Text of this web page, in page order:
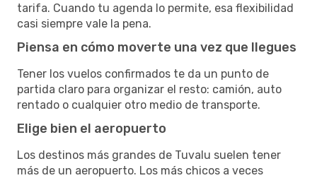
tarifa. Cuando tu agenda lo permite, esa flexibilidad
casi siempre vale la pena.
Piensa en cómo moverte una vez que llegues
Tener los vuelos confirmados te da un punto de
partida claro para organizar el resto: camión, auto
rentado o cualquier otro medio de transporte.
Elige bien el aeropuerto
Los destinos más grandes de Tuvalu suelen tener
más de un aeropuerto. Los más chicos a veces